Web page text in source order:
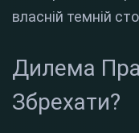
власній темній
Дилема
Збрехати?